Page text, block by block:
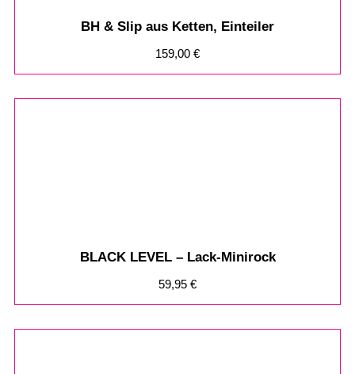
BH & Slip aus Ketten, Einteiler
159,00 €
BLACK LEVEL – Lack-Minirock
59,95 €